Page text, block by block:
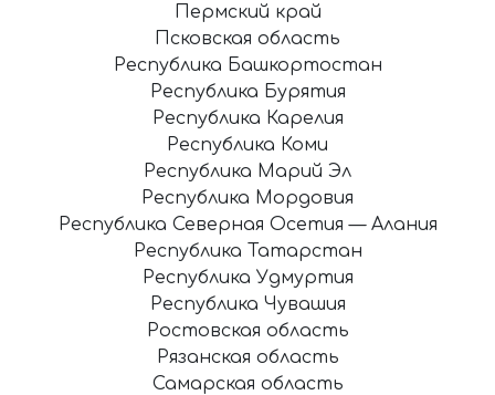
Пермский край
Псковская область
Республика Башкортостан
Республика Бурятия
Республика Карелия
Республика Коми
Республика Марий Эл
Республика Мордовия
Республика Северная Осетия — Алания
Республика Татарстан
Республика Удмуртия
Республика Чувашия
Ростовская область
Рязанская область
Самарская область